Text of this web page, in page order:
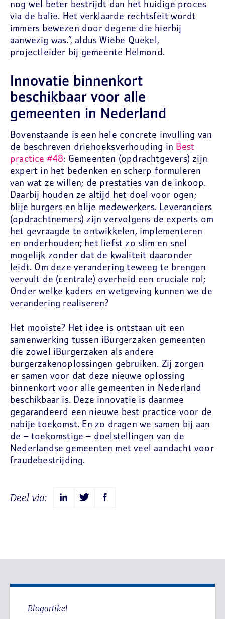
nog wel beter bestrijdt dan het huidige proces
via de balie. Het verklaarde rechtsfeit wordt
immers bewezen door degene die hierbij
aanwezig was.”, aldus Wiebe Quekel,
projectleider bij gemeente Helmond.
Innovatie binnenkort
beschikbaar voor alle
gemeenten in Nederland
Bovenstaande is een hele concrete invulling van
de beschreven driehoeksverhouding in Best
practice #48: Gemeenten (opdrachtgevers) zijn
expert in het bedenken en scherp formuleren
van wat ze willen; de prestaties van de inkoop.
Daarbij houden ze altijd het doel voor ogen;
blije burgers en blije medewerkers. Leveranciers
(opdrachtnemers) zijn vervolgens de experts om
het gevraagde te ontwikkelen, implementeren
en onderhouden; het liefst zo slim en snel
mogelijk zonder dat de kwaliteit daaronder
leidt. Om deze verandering teweeg te brengen
vervult de (centrale) overheid een cruciale rol;
Onder welke kaders en wetgeving kunnen we de
verandering realiseren?
Het mooiste? Het idee is ontstaan uit een
samenwerking tussen iBurgerzaken gemeenten
die zowel iBurgerzaken als andere
burgerzakenoplossingen gebruiken. Zij zorgen
er samen voor dat deze nieuwe oplossing
binnenkort voor alle gemeenten in Nederland
beschikbaar is. Deze innovatie is daarmee
gegarandeerd een nieuwe best practice voor de
nabije toekomst. En zo dragen we samen bij aan
de – toekomstige – doelstellingen van de
Nederlandse gemeenten met veel aandacht voor
fraudebestrijding.
Deel via:
Blogartikel